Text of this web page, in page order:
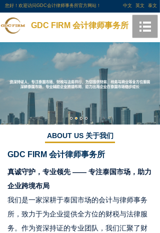
您好！欢迎访问GDC会计律师事务所官方网站！ 中文 英文 泰文
GDC FIRM 会计律师事务所
ABOUT US 关于我们
GDC FIRM 会计律师事务所
真诚守护，专业领先 —— 专注泰国市场，助力
企业跨境布局
我们是一家深耕于泰国市场的会计与律师事务
所，致力于为企业提供全方位的财税与法律服
务。作为资深持证的专业团队，我们汇聚了财